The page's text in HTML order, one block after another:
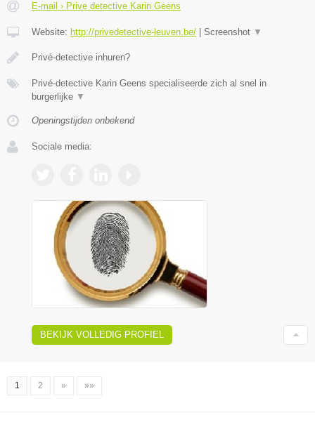
E-mail › Prive detective Karin Geens
Website: http://privedetective-leuven.be/ Screenshot ▼
Privé-detective inhuren?
Privé-detective Karin Geens specialiseerde zich al snel in
burgerlijke ▼
Openingstijden onbekend
Sociale media:
BEKIJK VOLLEDIG PROFIEL
1 2 » »»